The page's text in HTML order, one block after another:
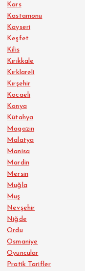
Kars
Kastamonu
Kayseri
Keşfet
Kilis
Kırıkkale
Kırklareli
Kırşehir
Kocaeli
Konya
Kütahya
Magazin
Malatya
Manisa
Mardin
Mersin
Muğla
Muş
Nevşehir
Niğde
Ordu
Osmaniye
Oyuncular
Pratik Tarifler